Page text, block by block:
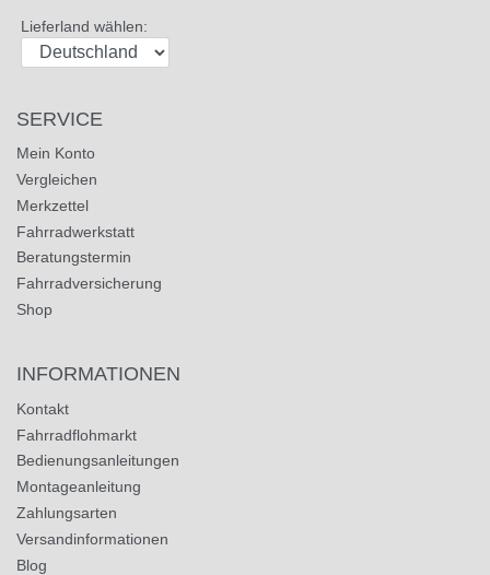
Lieferland wählen:
SERVICE
Mein Konto
Vergleichen
Merkzettel
Fahrradwerkstatt
Beratungstermin
Fahrradversicherung
Shop
INFORMATIONEN
Kontakt
Fahrradflohmarkt
Bedienungsanleitungen
Montageanleitung
Zahlungsarten
Versandinformationen
Blog